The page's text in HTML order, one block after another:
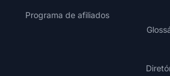
Programa de afiliados